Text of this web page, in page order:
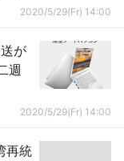
2020/5/29(Fr) 14:00
が
週
2020/5/29(Fr) 14:00
再統